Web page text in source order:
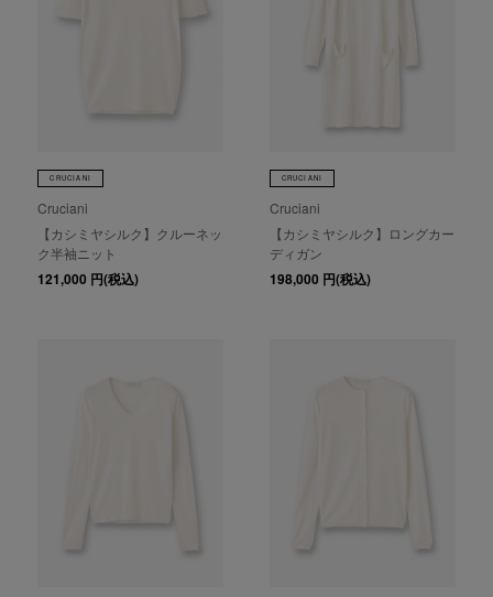
CRUCIANI
Cruciani
【カシミヤシルク】クルーネッ
ク半袖ニット
121,000 円(税込)
CRUCIANI
Cruciani
【カシミヤシルク】ロングカー
ディガン
198,000 円(税込)